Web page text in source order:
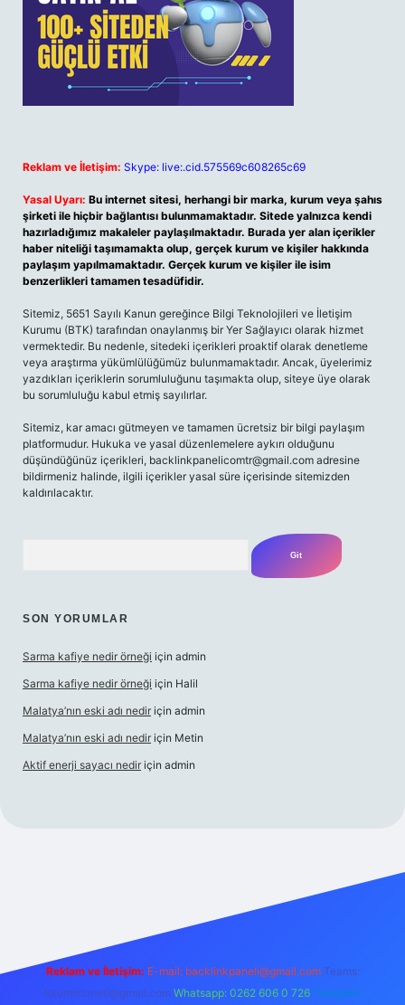
Reklam ve İletişim: Skype: live:.cid.575569c608265c69
Yasal Uyarı: Bu internet sitesi, herhangi bir marka, kurum veya şahıs
şirketi ile hiçbir bağlantısı bulunmamaktadır. Sitede yalnızca kendi
hazırladığımız makaleler paylaşılmaktadır. Burada yer alan içerikler
haber niteliği taşımamakta olup, gerçek kurum ve kişiler hakkında
paylaşım yapılmamaktadır. Gerçek kurum ve kişiler ile isim
benzerlikleri tamamen tesadüfidir.
Sitemiz, 5651 Sayılı Kanun gereğince Bilgi Teknolojileri ve İletişim
Kurumu (BTK) tarafından onaylanmış bir Yer Sağlayıcı olarak hizmet
vermektedir. Bu nedenle, sitedeki içerikleri proaktif olarak denetleme
veya araştırma yükümlülüğümüz bulunmamaktadır. Ancak, üyelerimiz
yazdıkları içeriklerin sorumluluğunu taşımakta olup, siteye üye olarak
bu sorumluluğu kabul etmiş sayılırlar.
Sitemiz, kar amacı gütmeyen ve tamamen ücretsiz bir bilgi paylaşım
platformudur. Hukuka ve yasal düzenlemelere aykırı olduğunu
düşündüğünüz içerikleri, backlinkpanelicomtr@gmail.com adresine
bildirmeniz halinde, ilgili içerikler yasal süre içerisinde sitemizden
kaldırılacaktır.
SON YORUMLAR
Sarma kafiye nedir örneği için admin
Sarma kafiye nedir örneği için Halil
Malatya’nın eski adı nedir için admin
Malatya’nın eski adı nedir için Metin
Aktif enerji sayacı nedir için admin
Reklam ve İletişim: E-mail: backlinkpaneli@gmail.com Teams:
forumhizmeti@gmail.com Whatsapp: 0262 606 0 726 Telegram: